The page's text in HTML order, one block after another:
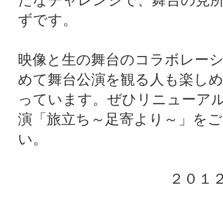
ずです。
映像と生の舞台のコラボレー
めて舞台公演を観る人も楽し
っています。ぜひリニューア
演「旅立ち～足寄より～」を
い。
２０１